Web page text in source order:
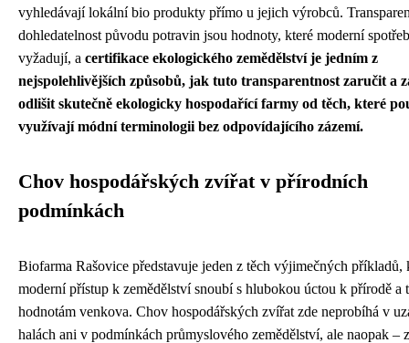
vyhledávají lokální bio produkty přímo u jejich výrobců.
dohledatelnost původu potravin jsou hodnoty, které moderní
vyžadují, a certifikace ekologického zemědělství je jedním z
nejspolehlivějších způsobů, jak tuto transparentnost zaručit a
odlišit skutečně ekologicky hospodařící farmy od těch, které
využívají módní terminologii bez odpovídajícího zázemí.
Chov hospodářských zvířat v přírodních
podmínkách
Biofarma Rašovice představuje jeden z těch výjimečných příkladů,
moderní přístup k zemědělství snoubí s hlubokou úctou k přírodě a
hodnotám venkova. Chov hospodářských zvířat zde neprobíhá v
halách ani v podmínkách průmyslového zemědělství, ale naopak –